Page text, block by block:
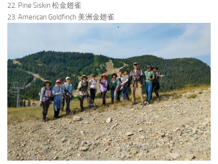
22. Pine Siskin 松金翅雀
23. American Goldfinch 美洲金翅雀